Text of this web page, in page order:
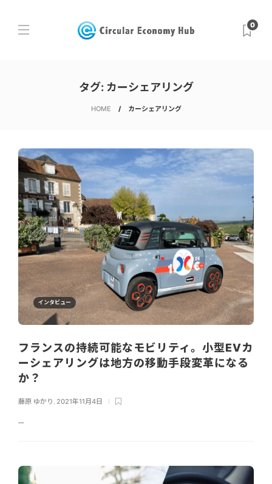
0
タグ: カーシェアリング
HOME カーシェアリング
インタビュー
フランスの持続可能なモビリティ。小型EVカ
ーシェアリングは地方の移動手段変革になる
か？
藤原 ゆかり , 2021年11月4日
...